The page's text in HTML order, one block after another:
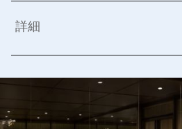
詳細